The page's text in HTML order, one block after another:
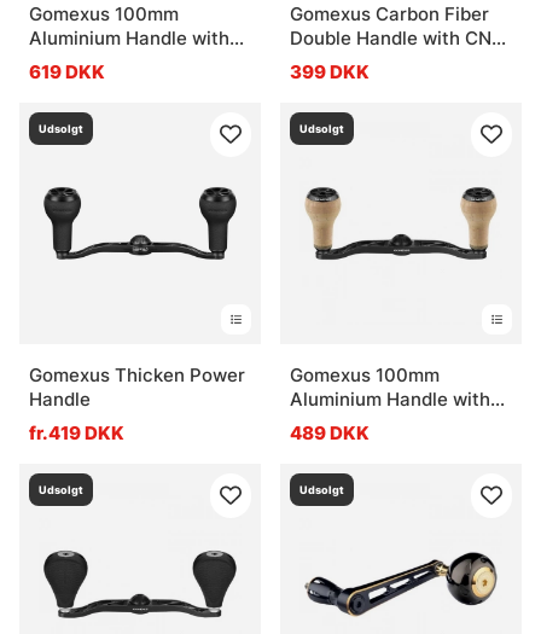
Gomexus 100mm
Aluminium Handle with
22mm Titanium Knob
8x5mm - Silver & Gold
619 DKK
Gomexus Carbon Fiber
Double Handle with CNC
Knob
399 DKK
Udsolgt
Gomexus Thicken Power
Handle
fr.419 DKK
Udsolgt
Gomexus 100mm
Aluminium Handle with
27mm Cork Knob
489 DKK
Udsolgt Udsolgt